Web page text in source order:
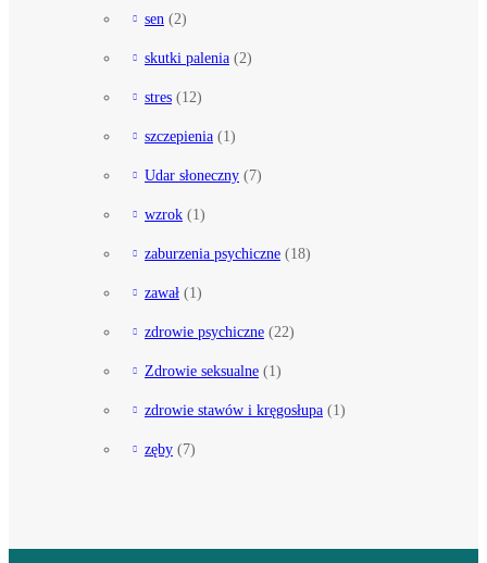
sen (2)
skutki palenia (2)
stres (12)
szczepienia (1)
Udar słoneczny (7)
wzrok (1)
zaburzenia psychiczne (18)
zawał (1)
zdrowie psychiczne (22)
Zdrowie seksualne (1)
zdrowie stawów i kręgosłupa (1)
zęby (7)